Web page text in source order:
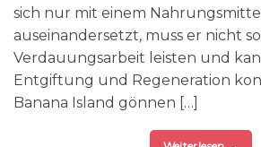
sich nur mit einem Nahrungsmittel
auseinandersetzt, muss er nicht so
Verdauungsarbeit leisten und
Entgiftung und Regeneration
Banana Island gönnen […]